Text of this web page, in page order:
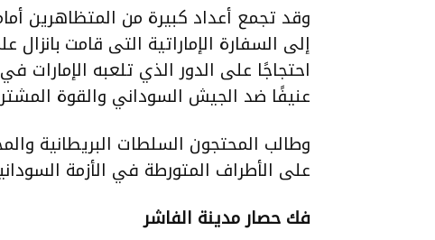
وقد تجمع أعداد كبيرة من المتظاهرين
إلى السفارة الإماراتية التى قامت
احتجاجًا على الدور الذي تلعبه
عنيفًا ضد الجيش السوداني والقوة
وطالب المحتجون السلطات البريطانية
على الأطراف المتورطة في الأزمة
فك حصار مدينة الفاشر